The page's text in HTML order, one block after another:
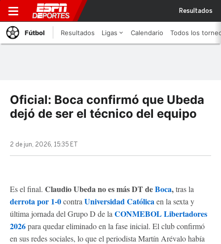
Resultados
Fútbol Resultados Ligas Calendario Todos los
Oficial: Boca confirmó que Ubeda
dejó de ser el técnico del equipo
2 de jun, 2026, 15:35 ET
Es el final. Claudio Ubeda no es más DT deBoca,tras la
derrota por 1-0contra Universidad Católicaen la sexta y
última jornada del Grupo D de la CONMEBOL Libertadores
2026para quedar eliminado en la fase inicial. El club confirmó
en sus redes sociales, lo que el periodista Martín Arévalo había